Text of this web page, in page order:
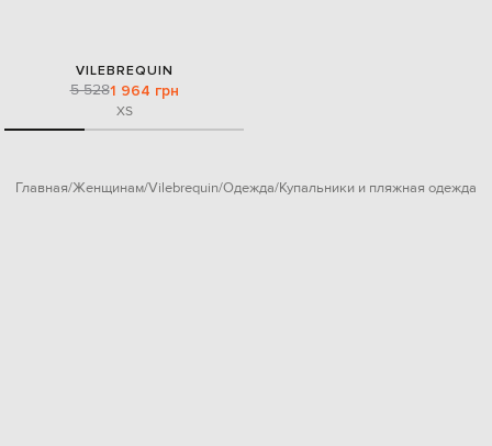
VILEBREQUIN
5 5281 964 грн
XS
Главная Женщинам Vilebrequin Одежда Купальники и пляжная одежда